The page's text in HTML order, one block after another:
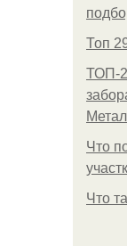
Топ
ТОП-
Что
Что